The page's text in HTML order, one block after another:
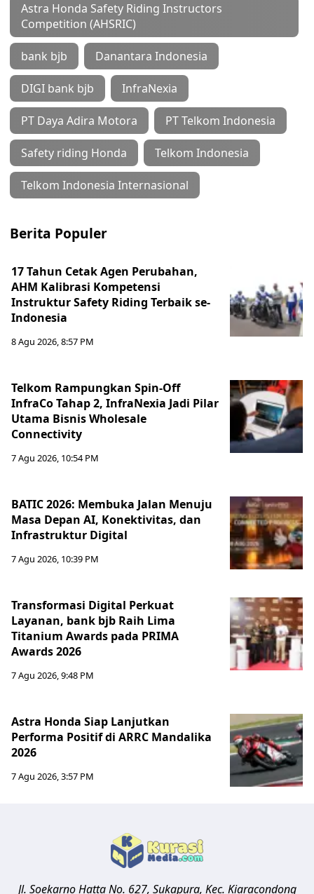
Astra Honda Safety Riding Instructors
Competition (AHSRIC)
bank bjb Danantara Indonesia
DIGI bank bjb InfraNexia
PT Daya Adira Motora PT Telkom Indonesia
Safety riding Honda Telkom Indonesia
Telkom Indonesia Internasional
Berita Populer
17 Tahun Cetak Agen Perubahan,
AHM Kalibrasi Kompetensi
Instruktur Safety Riding Terbaik se-
Indonesia
8 Agu 2026, 8:57 PM
Telkom Rampungkan Spin-Off
InfraCo Tahap 2, InfraNexia Jadi Pilar
Utama Bisnis Wholesale
Connectivity
7 Agu 2026, 10:54 PM
BATIC 2026: Membuka Jalan Menuju
Masa Depan AI, Konektivitas, dan
Infrastruktur Digital
7 Agu 2026, 10:39 PM
Transformasi Digital Perkuat
Layanan, bank bjb Raih Lima
Titanium Awards pada PRIMA
Awards 2026
7 Agu 2026, 9:48 PM
Astra Honda Siap Lanjutkan
Performa Positif di ARRC Mandalika
2026
7 Agu 2026, 3:57 PM
Jl. Soekarno Hatta No. 627, Sukapura, Kec. Kiaracondong